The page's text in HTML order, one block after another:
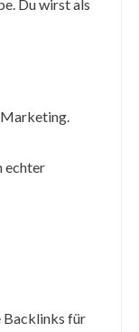
Du wirst als
Marketing.
echter
Backlinks für